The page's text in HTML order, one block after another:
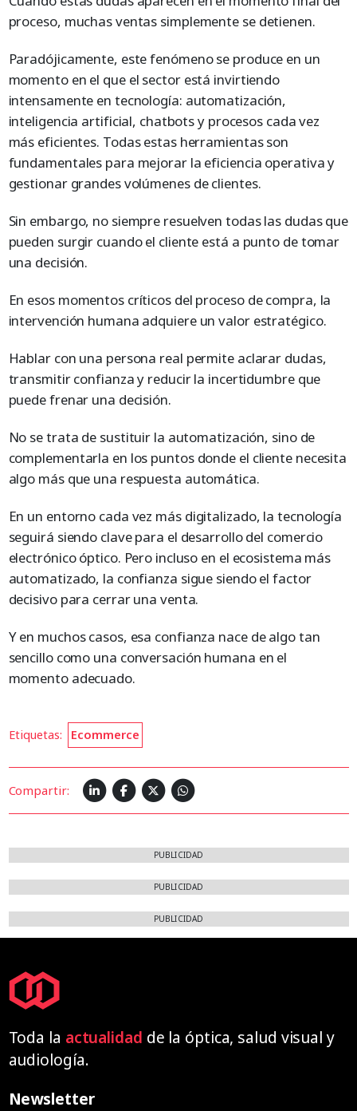
proceso, muchas ventas simplemente se detienen.
Paradójicamente, este fenómeno se produce en un
momento en el que el sector está invirtiendo
intensamente en tecnología: automatización,
inteligencia artificial, chatbots y procesos cada vez
más eficientes. Todas estas herramientas son
fundamentales para mejorar la eficiencia operativa y
gestionar grandes volúmenes de clientes.
Sin embargo, no siempre resuelven todas las dudas que
pueden surgir cuando el cliente está a punto de tomar
una decisión.
En esos momentos críticos del proceso de compra, la
intervención humana adquiere un valor estratégico.
Hablar con una persona real permite aclarar dudas,
transmitir confianza y reducir la incertidumbre que
puede frenar una decisión.
No se trata de sustituir la automatización, sino de
complementarla en los puntos donde el cliente necesita
algo más que una respuesta automática.
En un entorno cada vez más digitalizado, la tecnología
seguirá siendo clave para el desarrollo del comercio
electrónico óptico. Pero incluso en el ecosistema más
automatizado, la confianza sigue siendo el factor
decisivo para cerrar una venta.
Y en muchos casos, esa confianza nace de algo tan
sencillo como una conversación humana en el
momento adecuado.
Etiquetas: Ecommerce
Compartir:
PUBLICIDAD
PUBLICIDAD
PUBLICIDAD
Toda la actualidad de la óptica, salud visual y
audiología.
Newsletter